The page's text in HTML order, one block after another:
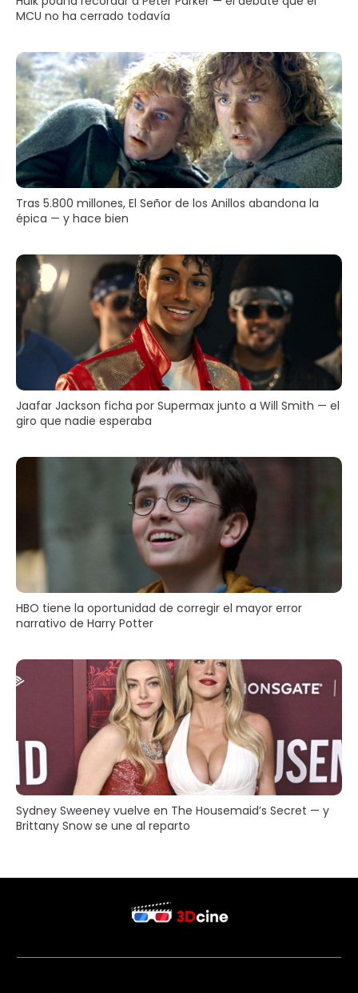
MCU no ha cerrado todavía
Tras 5.800 millones, El Señor de los Anillos abandona la
épica — y hace bien
Jaafar Jackson ficha por Supermax junto a Will Smith — el
giro que nadie esperaba
HBO tiene la oportunidad de corregir el mayor error
narrativo de Harry Potter
Sydney Sweeney vuelve en The Housemaid’s Secret — y
Brittany Snow se une al reparto